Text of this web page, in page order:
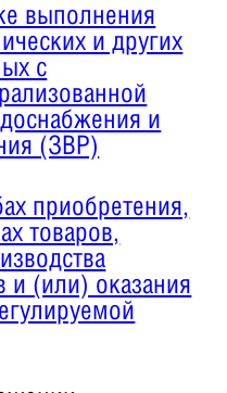
выполнения
и других
с
и
(ЗВР)
приобретения,
товаров,
и (или) оказания